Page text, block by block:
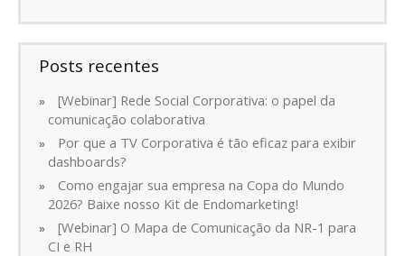
Posts recentes
[Webinar] Rede Social Corporativa: o papel da
comunicação colaborativa
Por que a TV Corporativa é tão eficaz para exibir
dashboards?
Como engajar sua empresa na Copa do Mundo
2026? Baixe nosso Kit de Endomarketing!
[Webinar] O Mapa de Comunicação da NR-1 para
CI e RH